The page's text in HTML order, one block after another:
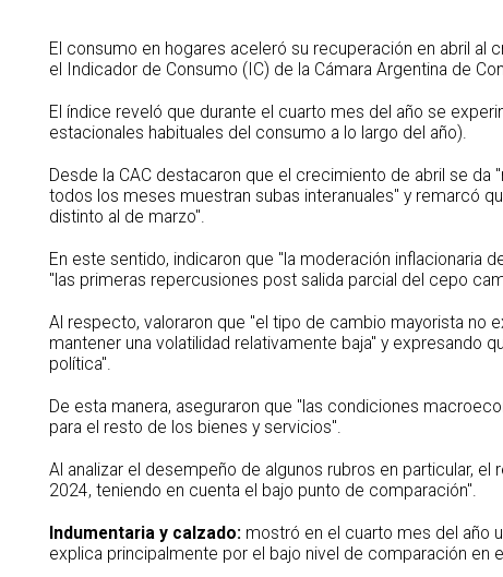
El consumo en hogares aceleró su recuperación en abril al
el Indicador de Consumo (IC) de la Cámara Argentina de
El índice reveló que durante el cuarto mes del año se
estacionales habituales del consumo a lo largo del año).
Desde la CAC destacaron que el crecimiento de abril se
todos los meses muestran subas interanuales" y remarcó
distinto al de marzo".
En este sentido, indicaron que "la moderación inflacionaria
"las primeras repercusiones post salida parcial del cepo
Al respecto, valoraron que "el tipo de cambio mayorista no
mantener una volatilidad relativamente baja" y expresando
política".
De esta manera, aseguraron que "las condiciones
para el resto de los bienes y servicios".
Al analizar el desempeño de algunos rubros en particular,
2024, teniendo en cuenta el bajo punto de comparación".
Indumentaria y calzado: mostró en el cuarto mes del año
explica principalmente por el bajo nivel de comparación en